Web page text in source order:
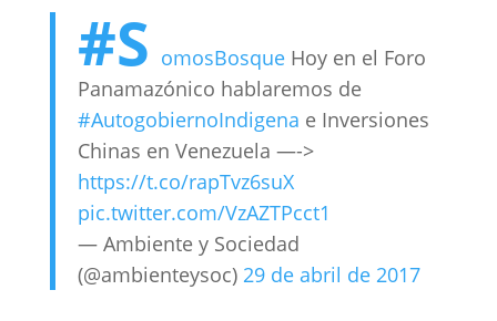
#S omosBosqueHoy en el Foro
Panamazónico hablaremos de
#AutogobiernoIndigena e Inversiones
Chinas en Venezuela —->
https://t.co/rapTvz6suX
pic.twitter.com/VzAZTPcct1
— Ambiente y Sociedad
(@ambienteysoc) 29 de abril de 2017